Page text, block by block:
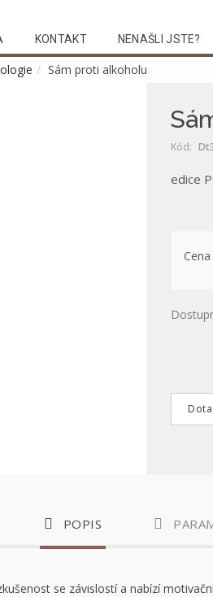
KONTAKT NENAŠLI JSTE?
Sám proti alkoholu
Kód:
edice
Cena
POPIS
se závislostí a nabízí